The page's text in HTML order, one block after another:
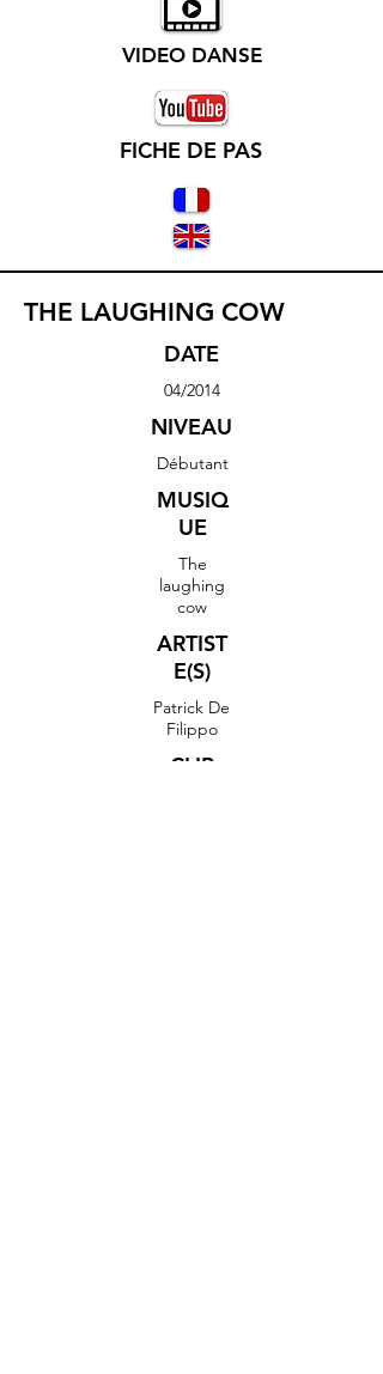
VIDEO DANSE
FICHE DE PAS
THE LAUGHING COW
DATE
04/2014
NIVEAU
Débutant
MUSIQ
UE
The
laughing
cow
ARTIST
E(S)
Patrick De
Filippo
CLIP